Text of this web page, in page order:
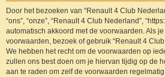
Door het bezoeken van “Renault 4 Club
“ons”, “onze”, “Renault 4 Club Nederland”,
automatisch akkoord met de voorwaarden. Als
voorwaarden, bezoek of gebruik “Renault 4
We hebben het recht om de voorwaarden op
zullen ons best doen om je hiervan tijdig op de
aan te raden om zelf de voorwaarden